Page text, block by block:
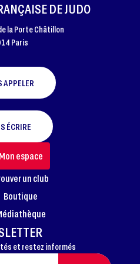
FOOTER
DE JUDO
la Porte Châtillon
Paris
APPELER
ÉCRIRE
et restez informés
Mon espace
un club
Boutique